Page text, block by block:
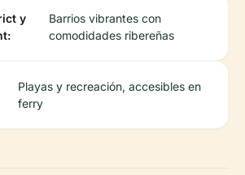
y
Barrios vibrantes con
comodidades ribereñas
Playas y recreación, accesibles en
ferry